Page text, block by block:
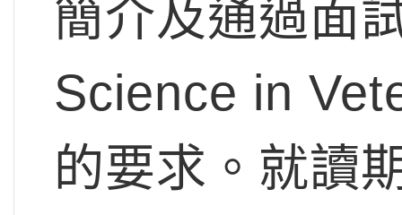
簡介及通過面
Science in
的要求。就讀